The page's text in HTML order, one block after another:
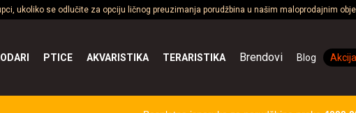
ukoliko se odlučite za opciju ličnog preuzimanja porudžbina u našim maloprodajnim
PTICE AKVARISTIKA TERARISTIKA Brendovi Blog